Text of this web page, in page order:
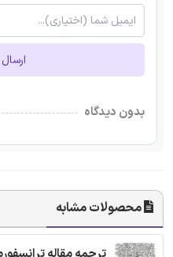
بدون دیدگاه
محصولات مشابه